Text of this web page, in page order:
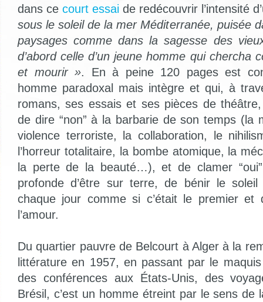
dans ce court essai de redécouvrir l’intensité
sous le soleil de la mer Méditerranée, puisée
paysages comme dans la sagesse des
d’abord celle d’un jeune homme qui chercha
et mourir ». En à peine 120 pages est
homme paradoxal mais intègre et qui, à
romans, ses essais et ses pièces de
de dire “non” à la barbarie de son temps (la
violence terroriste, la collaboration, le
l’horreur totalitaire, la bombe atomique, la
la perte de la beauté…), et de clamer
profonde d’être sur terre, de bénir le
chaque jour comme si c’était le premier et
l’amour.
Du quartier pauvre de Belcourt à Alger à la
littérature en 1957, en passant par le
des conférences aux États-Unis, des
Brésil, c’est un homme étreint par le sens de